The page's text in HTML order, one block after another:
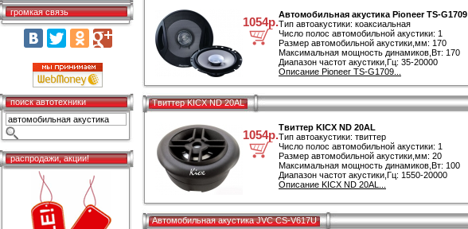
громкая связь
поиск автотехники
распродажи, акции!
1054р.
Автомобильная акустика Pioneer TS-G1709
Тип автоакустики: коаксиальная
Число полос автомобильной акустики: 1
Размер автомобильной акустики,мм: 170
Максимальная мощность динамиков,Вт: 170
Диапазон частот акустики,Гц: 35-20000
Описание Pioneer TS-G1709...
Твиттер KICX ND 20AL
1054р.
Твиттер KICX ND 20AL
Тип автоакустики: твиттер
Число полос автомобильной акустики: 1
Размер автомобильной акустики,мм: 20
Максимальная мощность динамиков,Вт: 100
Диапазон частот акустики,Гц: 1550-20000
Описание KICX ND 20AL...
Автомобильная акустика JVC CS-V617U